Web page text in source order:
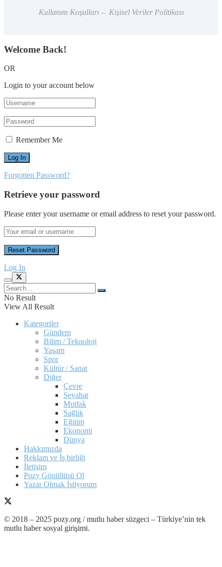
Kullanım Koşulları – Kişisel Veriler Politikası
Welcome Back!
OR
Login to your account below
Remember Me
Forgotten Password?
Retrieve your password
Please enter your username or email address to reset your password.
Log In
No Result
View All Result
Kategoriler
Gündem
Bilim / Teknoloji
Yaşam
Spor
Kültür / Sanat
Diğer
Çevre
Seyahat
Mutfak
Sağlık
Eğitim
Ekonomi
Dünya
Hakkımızda
Reklam ve İş birliği
İletişim
Pozy Gönüllüsü Ol
Yazar Olmak İstiyorum
© 2018 – 2025 pozy.org / mutlu haber süzgeci – Türkiye’nin tek
mutlu haber sosyal girişimi.